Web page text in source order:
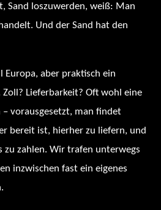
Sand loszuwerden, weiß: Man
Und der Sand hat den
Europa, aber praktisch ein
Zoll? Lieferbarkeit? Oft wohl eine
vorausgesetzt, man findet
bereit ist, hierher zu liefern, und
zu zahlen. Wir trafen unterwegs
inzwischen fast ein eigenes